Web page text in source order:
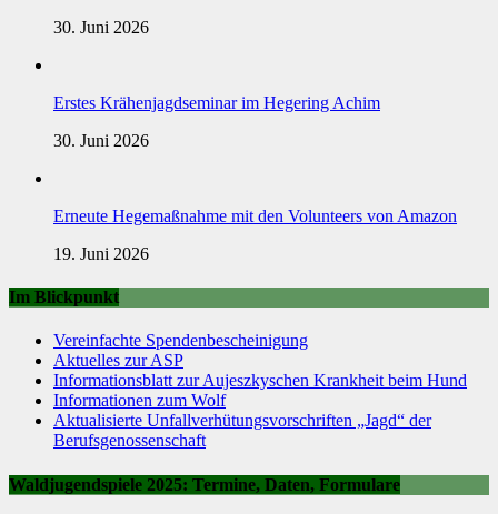
30. Juni 2026
Erstes Krähenjagdseminar im Hegering Achim
30. Juni 2026
Erneute Hegemaßnahme mit den Volunteers von Amazon
19. Juni 2026
Im Blickpunkt
Vereinfachte Spendenbescheinigung
Aktuelles zur ASP
Informationsblatt zur Aujeszkyschen Krankheit beim Hund
Informationen zum Wolf
Aktualisierte Unfallverhütungsvorschriften „Jagd“ der
Berufsgenossenschaft
Waldjugendspiele 2025: Termine, Daten, Formulare